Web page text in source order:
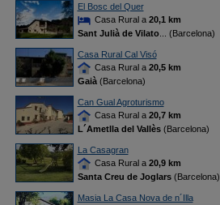
El Bosc del Quer
Casa Rural a 20,1 km
Sant Julià de Vilato... (Barcelona)
Casa Rural Cal Visó
Casa Rural a 20,5 km
Gaià(Barcelona)
Can Gual Agroturismo
Casa Rural a 20,7 km
L´Ametlla del Vallès(Barcelona)
La Casagran
Casa Rural a 20,9 km
Santa Creu de Joglars(Barcelona)
Masia La Casa Nova de n´Illa